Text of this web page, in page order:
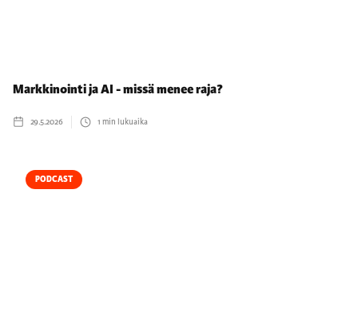
Markkinointi ja AI - missä menee raja?
29.5.2026 1 min lukuaika
PODCAST